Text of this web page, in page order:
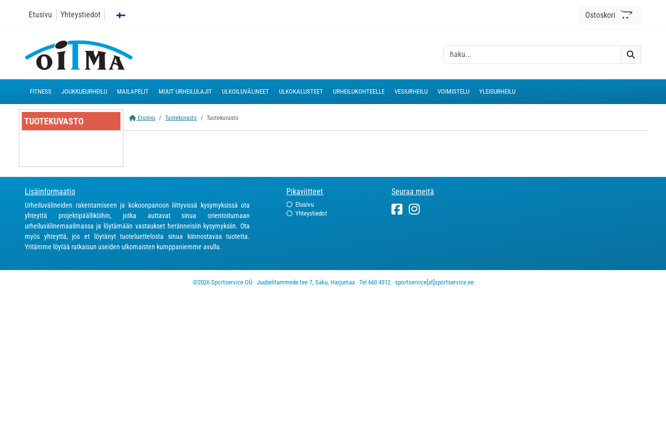
Etusivu Yhteystiedot Ostoskori
FITNESS JOUKKUEURHEILU MAILAPELIT MUUT URHEILULAJIT ULKOILUVÄLINEET ULKOKALUSTEET URHEILUKOHTEELLE VESIURHEILU VOIMISTELU YLEISURHEILU
TUOTEKUVASTO Etusivu Tuotekuvasto Tuotekuvasto
Lisäinformaatio
Urheiluvälineiden rakentamiseen ja kokoonpanoon liittyvissä kysymyksissä ota
yhteyttä projektipäälliköihin, jotka auttavat sinua orientoitumaan
urheiluvälinemaailmassa ja löytämään vastaukset heränneisiin kysymyksiin. Ota
myös yhteyttä, jos et löytänyt tuoteluettelosta sinua kiinnostavaa tuotetta.
Yritämme löytää ratkaisun useiden ulkomaisten kumppaniemme avulla.
Pikaviitteet
Etusivu
Yhteystiedot
Seuraa meitä
©2026 Sportservice OÜ · Juubelitammede tee 7, Saku, Harjumaa · Tel 660 4312 · sportservice[at]sportservice.ee